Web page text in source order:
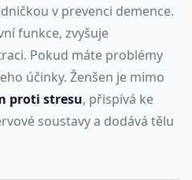
v prevenci demence.
funkce, zvyšuje
Pokud máte problémy
účinky. Ženšen je mimo
proti stresu, přispívá ke
soustavy a dodává tělu